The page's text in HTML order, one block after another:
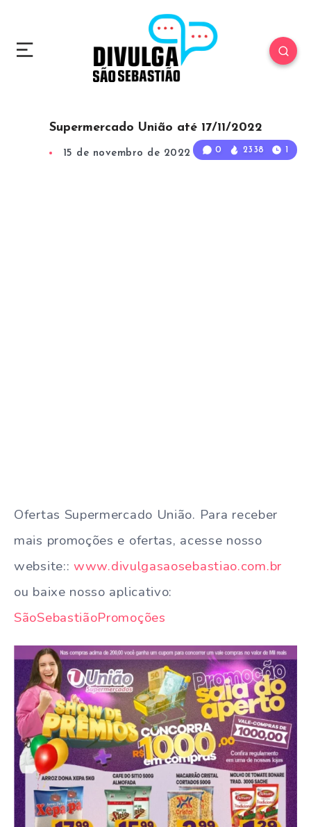
0 2338 1
Supermercado União até 17/11/2022
15 de novembro de 2022 1 Min Read
Ofertas Supermercado União. Para receber
mais promoções e ofertas, acesse nosso
website:: www.divulgasaosebastiao.com.br
ou baixe nosso aplicativo:
SãoSebastiãoPromoções